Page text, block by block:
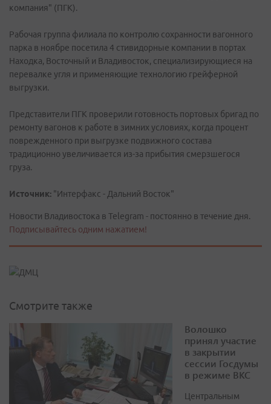
компания" (ПГК).
Рабочая группа филиала по контролю сохранности вагонного
парка в ноябре посетила 4 стивидорные компании в портах
Находка, Восточный и Владивосток, специализирующиеся на
перевалке угля и применяющие технологию грейферной
выгрузки.
Представители ПГК проверили готовность портовых бригад по
ремонту вагонов к работе в зимних условиях, когда процент
поврежденного при выгрузке подвижного состава
традиционно увеличивается из-за прибытия смерзшегося
груза.
Источник: "Интерфакс - Дальний Восток"
Новости Владивостока в Telegram - постоянно в течение дня.
Подписывайтесь одним нажатием!
Смотрите также
Волошко
принял участие
в закрытии
сессии Госдумы
в режиме ВКС
Центральным